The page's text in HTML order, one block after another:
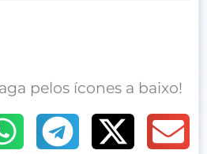
pelos ícones a baixo!